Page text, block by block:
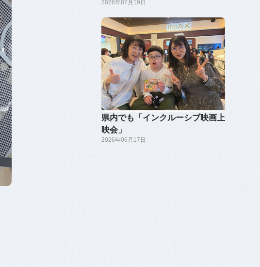
2026年07月19日
県内でも「インクルーシブ映画上
映会」
2026年06月17日